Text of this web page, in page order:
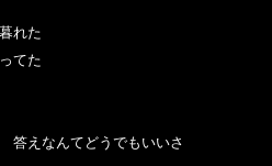
れた
てた
答えなんてどうでもいいさ